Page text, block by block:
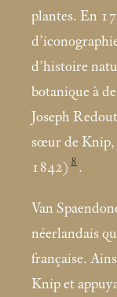
plantes. En
d’histoire
botanique à
Joseph
sœur de
1842) 8 .
Van
néerlandais
française.
Knip et